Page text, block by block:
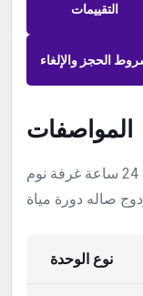
التقييمات
الحجز والإلغاء
المواصفات
المواسم الاربعة لشقق متوفر استقبال 24 ساعة غرفة نوم
صاله دورة مياة
نوع الوحدة